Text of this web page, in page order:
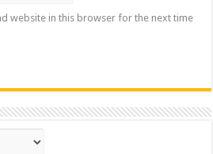
website in this browser for the next time